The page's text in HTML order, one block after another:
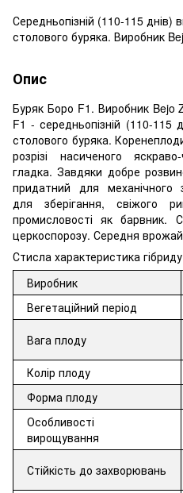
Середньопізній (110-115 днів)
столового буряка. Виробник
Опис
Буряк Боро F1. Виробник Bejo
F1 - середньопізній (110-115
столового буряка.
розрізі насиченого
гладка. Завдяки добре
придатний для механічного
для зберігання, свіжого
промисловості як барвник.
церкоспорозу. Середня
Стисла характеристика гібриду
Виробник
Вегетаційний період
Вага плоду
Колір плоду
Форма плоду
Особливості
вирощування
Стійкість до захворювань